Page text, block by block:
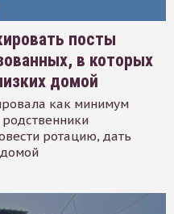
посты
в которых
домой
как минимум
ротацию, дать